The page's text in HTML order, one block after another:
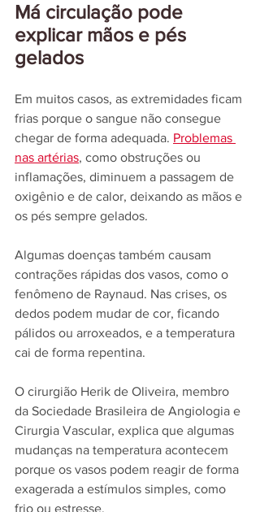
Má circulação pode
explicar mãos e pés
gelados
Em muitos casos, as extremidades ficam
frias porque o sangue não consegue
chegar de forma adequada. Problemas
nas artérias, como obstruções ou
inflamações, diminuem a passagem de
oxigênio e de calor, deixando as mãos e
os pés sempre gelados.
Algumas doenças também causam
contrações rápidas dos vasos, como o
fenômeno de Raynaud. Nas crises, os
dedos podem mudar de cor, ficando
pálidos ou arroxeados, e a temperatura
cai de forma repentina.
O cirurgião Herik de Oliveira, membro
da Sociedade Brasileira de Angiologia e
Cirurgia Vascular, explica que algumas
mudanças na temperatura acontecem
porque os vasos podem reagir de forma
exagerada a estímulos simples, como
frio ou estresse.